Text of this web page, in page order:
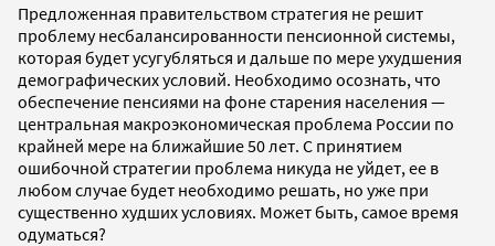
Предложенная правительством стратегия не решит
проблему несбалансированности пенсионной системы,
которая будет усугубляться и дальше по мере ухудшения
демографических условий. Необходимо осознать, что
обеспечение пенсиями на фоне старения населения —
центральная макроэкономическая проблема России по
крайней мере на ближайшие 50 лет. С принятием
ошибочной стратегии проблема никуда не уйдет, ее в
любом случае будет необходимо решать, но уже при
существенно худших условиях. Может быть, самое время
одуматься?